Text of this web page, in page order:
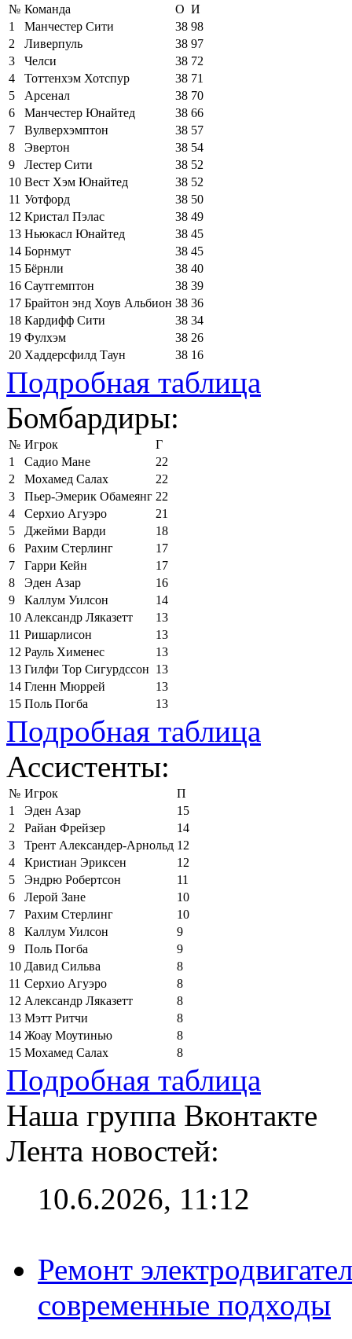
№ Команда О И
1
Манчестер Сити 38 98
2
Ливерпуль 38 97
3
Челси 38 72
4
Тоттенхэм Хотспур 38 71
5
Арсенал 38 70
6
Манчестер Юнайтед 38 66
7
Вулверхэмптон 38 57
8
Эвертон 38 54
9
Лестер Сити 38 52
10 Вест Хэм Юнайтед 38 52
11 Уотфорд 38 50
12 Кристал Пэлас 38 49
13 Ньюкасл Юнайтед 38 45
14 Борнмут 38 45
15 Бёрнли 38 40
16 Саутгемптон 38 39
17 Брайтон энд Хоув Альбион 38 36
18 Кардифф Сити 38 34
19 Фулхэм 38 26
20 Хаддерсфилд Таун 38 16
Подробная таблица
Бомбардиры:
№ Игрок
Г
1
Садио Мане
22
2
Мохамед Салах
22
3
Пьер-Эмерик Обамеянг 22
4
Серхио Агуэро
21
5
Джейми Варди
18
6
Рахим Стерлинг
17
7
Гарри Кейн
17
8
Эден Азар
16
9
Каллум Уилсон
14
10 Александр Ляказетт
13
11 Ришарлисон
13
12 Рауль Хименес
13
13 Гилфи Тор Сигурдссон 13
14 Гленн Мюррей
13
15 Поль Погба 13
Подробная таблица
Ассистенты:
№ Игрок
П
1
Эден Азар
15
2
Райан Фрейзер
14
3
Трент Александер-Арнольд 12
4
Кристиан Эриксен
12
5
Эндрю Робертсон
11
6
Лерой Зане
10
7
Рахим Стерлинг
10
8
Каллум Уилсон
9
9
Поль Погба
9
10 Давид Сильва
8
11 Серхио Агуэро
8
12 Александр Ляказетт
8
13 Мэтт Ритчи
8
14 Жоау Моутинью
8
15 Мохамед Салах 8
Подробная таблица
Наша группа Вконтакте
Лента новостей:
10.6.2026, 11:12
Ремонт
современные подходы